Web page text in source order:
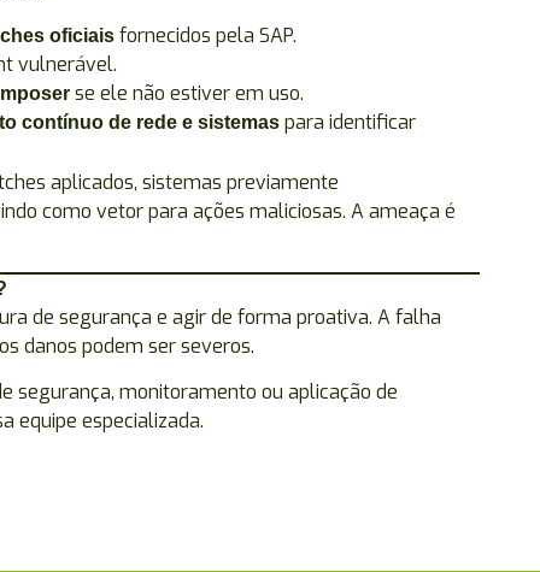
oficiais fornecidos pela SAP.
vulnerável.
se ele não estiver em uso.
contínuo de rede e sistemas para identificar
aplicados, sistemas previamente
como vetor para ações maliciosas. A ameaça é
de segurança e agir de forma proativa. A falha
danos podem ser severos.
segurança, monitoramento ou aplicação de
equipe especializada.